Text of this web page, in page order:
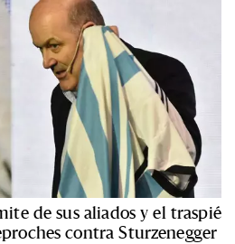
de sus aliados y el traspié
contra Sturzenegger